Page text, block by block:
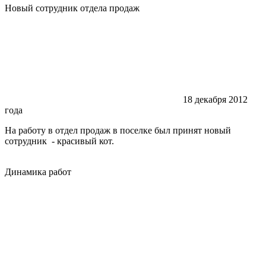
Новый сотрудник отдела продаж
18 декабря 2012
года
На работу в отдел продаж в поселке был принят новый
сотрудник - красивый кот.
Динамика работ